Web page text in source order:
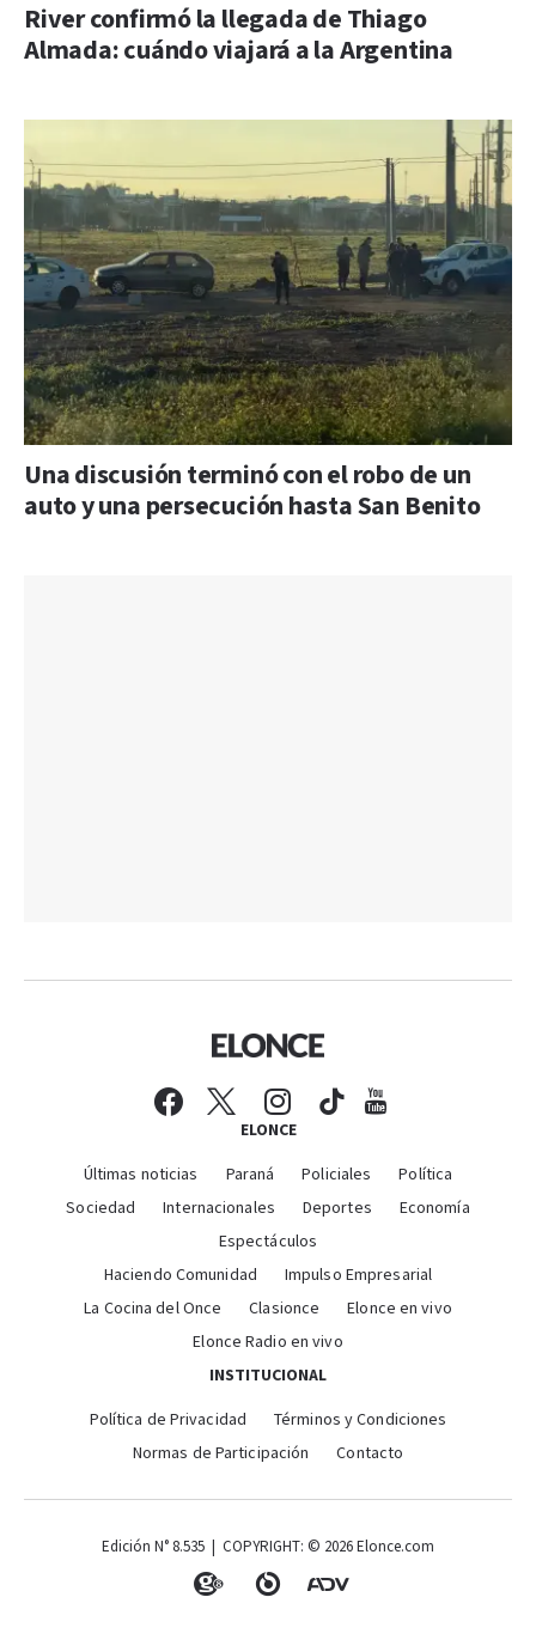
River confirmó la llegada de Thiago
Almada: cuándo viajará a la Argentina
Una discusión terminó con el robo de un
auto y una persecución hasta San Benito
ELONCE
Últimas noticias Paraná Policiales
Política
Sociedad
Internacionales Deportes
Economía
Espectáculos
Haciendo Comunidad
Impulso Empresarial
La Cocina del Once
Clasionce
Elonce en vivo
Elonce Radio en vivo
INSTITUCIONAL
Política de Privacidad
Términos y Condiciones
Normas de Participación
Contacto
Edición N° 8.535 | COPYRIGHT: © 2026 Elonce.com